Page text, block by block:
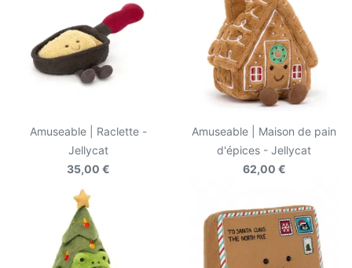
Amuseable | Raclette -
Jellycat
35,00 €
Amuseable | Maison de pain
d'épices - Jellycat
62,00 €